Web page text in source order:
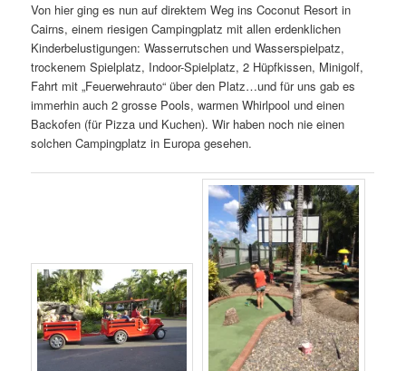
Von hier ging es nun auf direktem Weg ins Coconut Resort in
Cairns, einem riesigen Campingplatz mit allen erdenklichen
Kinderbelustigungen: Wasserrutschen und Wasserspielpatz,
trockenem Spielplatz, Indoor-Spielplatz, 2 Hüpfkissen, Minigolf,
Fahrt mit „Feuerwehrauto“ über den Platz…und für uns gab es
immerhin auch 2 grosse Pools, warmen Whirlpool und einen
Backofen (für Pizza und Kuchen). Wir haben noch nie einen
solchen Campingplatz in Europa gesehen.